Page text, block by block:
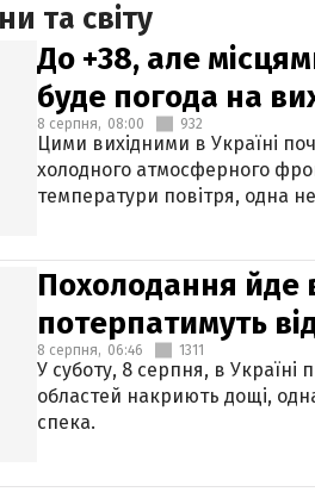
та світу
До +38, але
буде погода на
8 серпня, 08:00 932
Цими вихідними в Україні
холодного атмосферного
температури повітря, одна
Похолодання йде
потерпатимуть
8 серпня, 06:46 1311
У суботу, 8 серпня, в Україні
областей накриють дощі,
спека.